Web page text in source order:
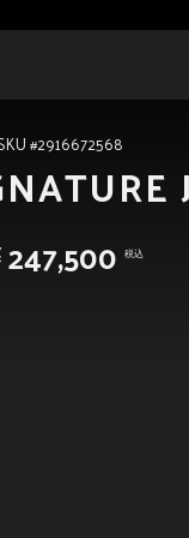
#2916672568
247,500 税込